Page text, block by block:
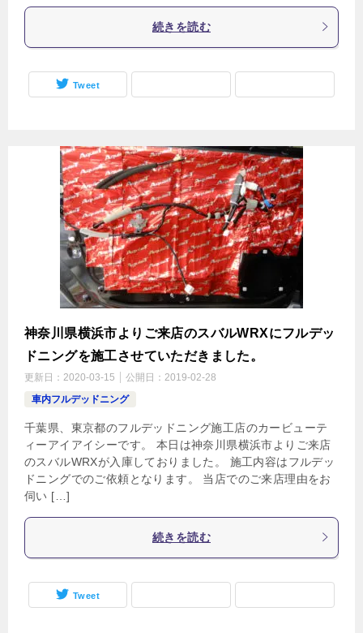
続きを読む
Tweet
神奈川県横浜市よりご来店のスバルWRXにフルデッ
ドニングを施工させていただきました。
更新日： 2020-03-15 公開日： 2019-02-28
車内フルデッドニング
千葉県、東京都のフルデッドニング施工店のカービューテ
ィーアイアイシーです。 本日は神奈川県横浜市よりご来店
のスバルWRXが入庫しておりました。 施工内容はフルデッ
ドニングでのご依頼となります。 当店でのご来店理由をお
伺い […]
続きを読む
Tweet